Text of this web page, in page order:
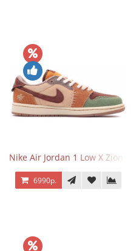
Nike Air Jordan 1 Low X Zion
6990р.